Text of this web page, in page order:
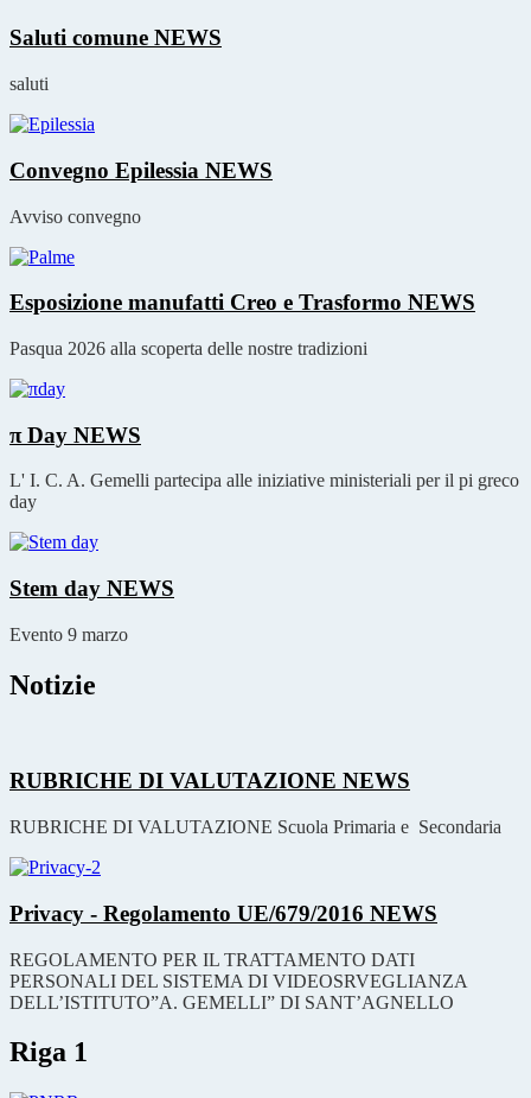
Saluti comune NEWS
saluti
Convegno Epilessia NEWS
Avviso convegno
Esposizione manufatti Creo e Trasformo NEWS
Pasqua 2026 alla scoperta delle nostre tradizioni
π Day NEWS
L' I. C. A. Gemelli partecipa alle iniziative ministeriali per il pi greco
day
Stem day NEWS
Evento 9 marzo
Notizie
RUBRICHE DI VALUTAZIONE NEWS
RUBRICHE DI VALUTAZIONE Scuola Primaria e Secondaria
Privacy - Regolamento UE/679/2016 NEWS
REGOLAMENTO PER IL TRATTAMENTO DATI
PERSONALI DEL SISTEMA DI VIDEOSRVEGLIANZA
DELL’ISTITUTO”A. GEMELLI” DI SANT’AGNELLO
Riga 1